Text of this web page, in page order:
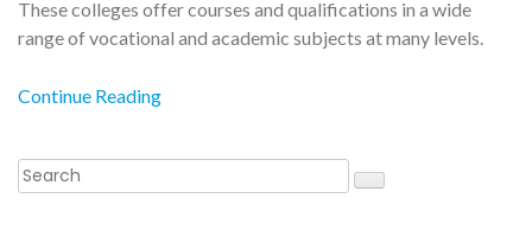
These colleges offer courses and qualifications in a wide
range of vocational and academic subjects at many levels.
Continue Reading